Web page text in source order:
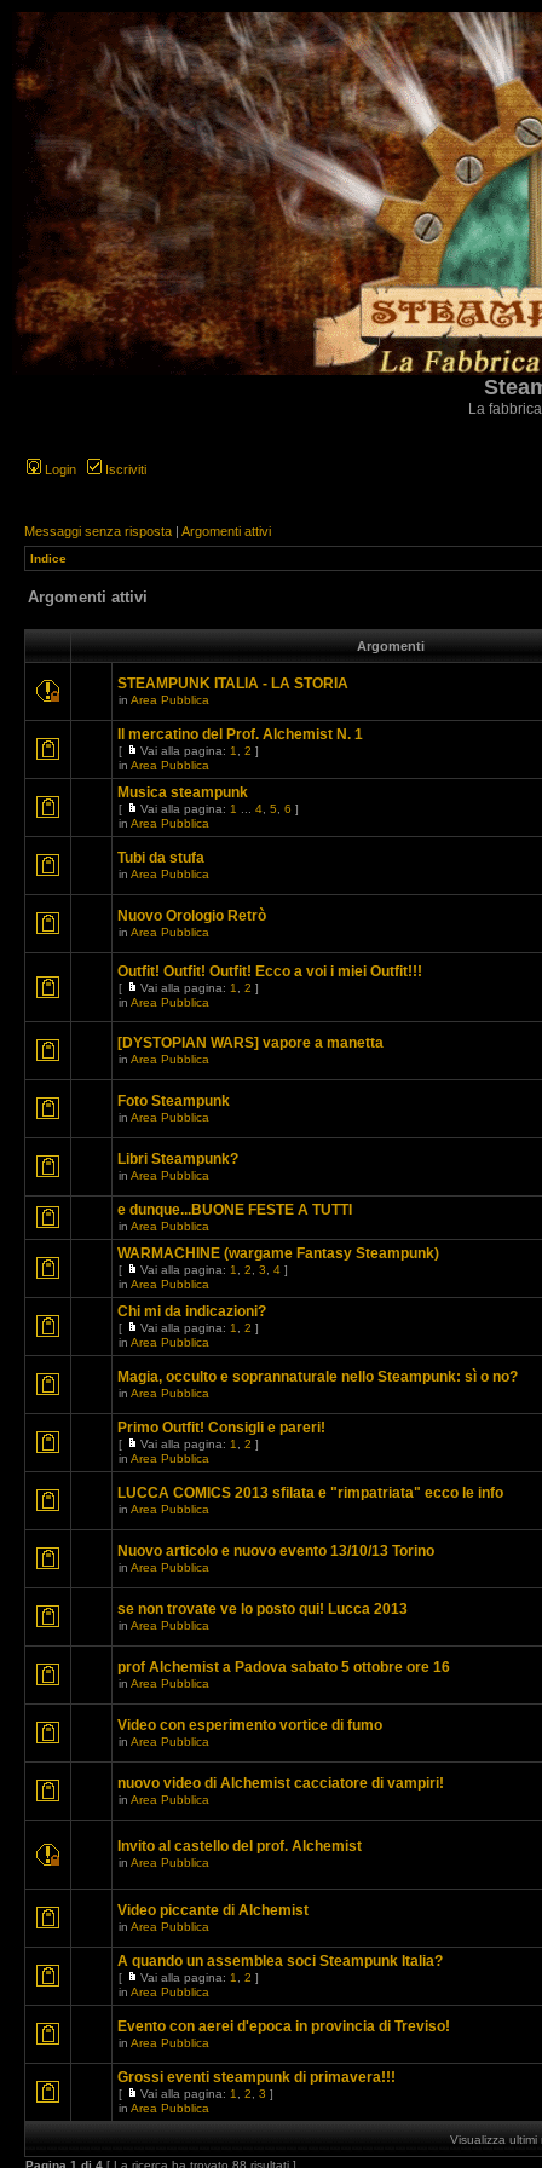
La
Login Iscriviti
Messaggi senza risposta | Argomenti attivi
Indice
Argomenti attivi
Argomenti
STEAMPUNK ITALIA - LA STORIA
in Area Pubblica
Il mercatino del Prof. Alchemist N. 1
[ Vai alla pagina: 1 2 ]
in Area Pubblica
Musica steampunk
[ Vai alla pagina: 1 4 5 6 ]
in Area Pubblica
Tubi da stufa
in Area Pubblica
Nuovo Orologio Retrò
in Area Pubblica
Outfit! Outfit! Outfit! Ecco a voi i miei Outfit!!!
[ Vai alla pagina: 1 2 ]
in Area Pubblica
[DYSTOPIAN WARS] vapore a manetta
in Area Pubblica
Foto Steampunk
in Area Pubblica
Libri Steampunk?
in Area Pubblica
e dunque...BUONE FESTE A TUTTI
in Area Pubblica
WARMACHINE (wargame Fantasy Steampunk)
[ Vai alla pagina: 1 2 3 4 ]
in Area Pubblica
Chi mi da indicazioni?
[ Vai alla pagina: 1 2 ]
in Area Pubblica
Magia, occulto e soprannaturale nello Steampunk: sì o no?
in Area Pubblica
Primo Outfit! Consigli e pareri!
[ Vai alla pagina: 1 2 ]
in Area Pubblica
LUCCA COMICS 2013 sfilata e "rimpatriata" ecco le info
in Area Pubblica
Nuovo articolo e nuovo evento 13/10/13 Torino
in Area Pubblica
se non trovate ve lo posto qui! Lucca 2013
in Area Pubblica
prof Alchemist a Padova sabato 5 ottobre ore 16
in Area Pubblica
Video con esperimento vortice di fumo
in Area Pubblica
nuovo video di Alchemist cacciatore di vampiri!
in Area Pubblica
Invito al castello del prof. Alchemist
in Area Pubblica
Video piccante di Alchemist
in Area Pubblica
A quando un assemblea soci Steampunk Italia?
[ Vai alla pagina: 1 2 ]
in Area Pubblica
Evento con aerei d'epoca in provincia di Treviso!
in Area Pubblica
Grossi eventi steampunk di primavera!!!
[ Vai alla pagina: 1 2 3 ]
in Area Pubblica
Visualizza ultimi
Pagina 1 di 4 [ La ricerca ha trovato 88 risultati ]